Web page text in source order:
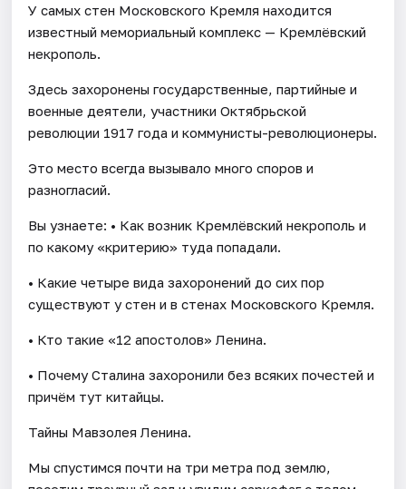
У самых стен Московского Кремля находится
известный мемориальный комплекс — Кремлёвский
некрополь.
Здесь захоронены государственные, партийные и
военные деятели, участники Октябрьской
революции 1917 года и коммунисты-революционеры.
Это место всегда вызывало много споров и
разногласий.
Вы узнаете: • Как возник Кремлёвский некрополь и
по какому «критерию» туда попадали.
• Какие четыре вида захоронений до сих пор
существуют у стен и в стенах Московского Кремля.
• Кто такие «12 апостолов» Ленина.
• Почему Сталина захоронили без всяких почестей и
причём тут китайцы.
Тайны Мавзолея Ленина.
Мы спустимся почти на три метра под землю,